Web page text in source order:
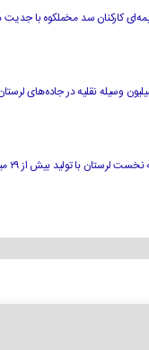
کارکنان سد مخملکوه با
با تولید بیش از ۲۹ میلیون اصله نهال